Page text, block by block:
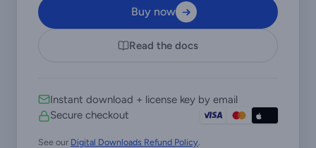
Buy now
Read the docs
Instant download + license key by email
Secure checkout
See our Digital Downloads Refund Policy